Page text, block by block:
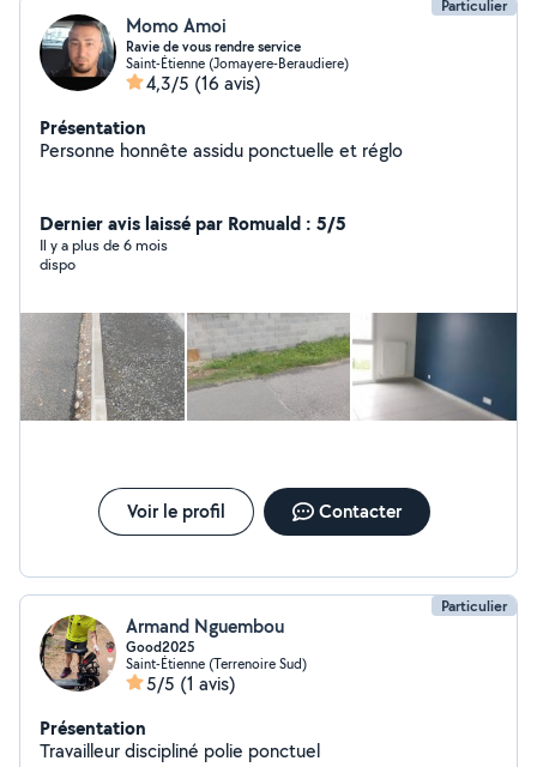
Particulier
Momo Amoi
Ravie de vous rendre service
Saint-Étienne (Jomayere-Beraudiere)
4,3/5 (16 avis)
Présentation
Personne honnête assidu ponctuelle et réglo
Dernier avis laissé par Romuald : 5/5
Il y a plus de 6 mois
dispo
Voir le profil Contacter
Particulier
Armand Nguembou
Good2025
Saint-Étienne (Terrenoire Sud)
5/5 (1 avis)
Présentation
Travailleur discipliné polie ponctuel